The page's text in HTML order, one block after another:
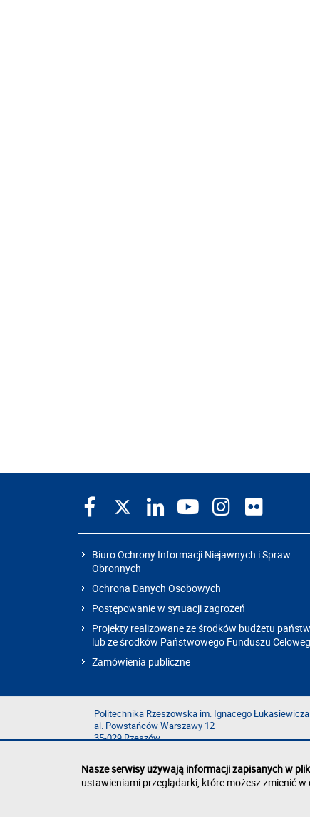
Biuro Ochrony Informacji Niejawnych i Spraw
Obronnych
Ochrona Danych Osobowych
Postępowanie w sytuacji zagrożeń
Projekty realizowane ze środków budżetu
lub ze środków Państwowego Funduszu
Zamówienia publiczne
Politechnika Rzeszowska im. Ignacego Łukasiewicza
al. Powstańców Warszawy 12
35-029 Rzeszów
Nasze serwisy używają informacji zapisanych w
ustawieniami przeglądarki, które możesz zmienić